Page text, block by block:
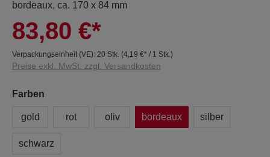
bordeaux, ca. 170 x 84 mm
83,80 €*
Verpackungseinheit (VE): 20 Stk. (4,19 €* / 1 Stk.)
Preise exkl. MwSt. zzgl. Versandkosten
Farben
gold rot oliv bordeaux silber
schwarz